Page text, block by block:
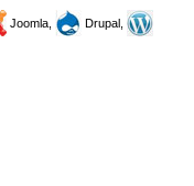
Joomla,
Drupal,